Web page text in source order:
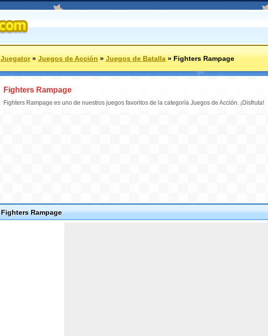
Juegator»Juegos de Acción»Juegos de Batalla»Fighters Rampage
Fighters Rampage
Fighters Rampage es uno de nuestros juegos favoritos de la categoría Juegos de Acción. ¡Disfruta!
Fighters Rampage